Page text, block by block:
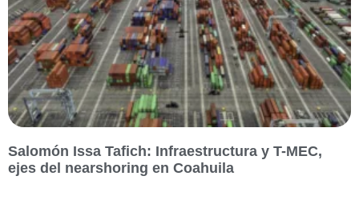
Salomón Issa Tafich: Infraestructura y T-MEC,
ejes del nearshoring en Coahuila